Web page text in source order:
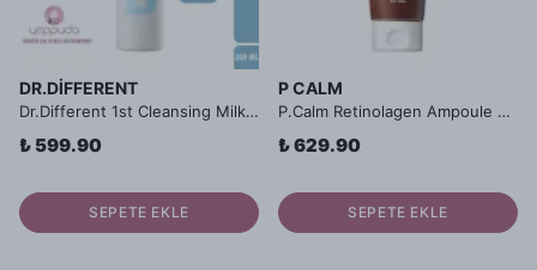
DR.DIFFERENT
Dr.Different 1st Cleansing Milk - pH Dengeleyici Yüz ve Makyaj Temizleme Sütü 1.Aşama
₺ 599.90
SEPETE EKLE
P CALM
P.Calm Retinolagen Ampoule Shot Foam Cleanser - Retinol + Kolajen İçerikli Kırışıklık ve Gözenek Karşıtı Köpük Temizleyici
₺ 629.90
SEPETE EKLE